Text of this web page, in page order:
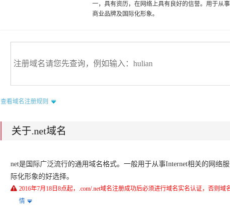
一，具有资历，在网络上具有良好的信誉。用于从
商业品牌及国际化形象。
查看域名注册规则
关于.net域名
net是国际广泛流行的通用域名格式。一般用于从事Internet相关的网络
际化形象的好选择。
2016年7月18日8点起，.com/.net域名注册成功后必须进行域名实名认证，否则域
情